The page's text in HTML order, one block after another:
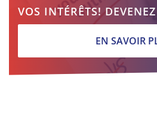
VOS INTÉRÊTS!
EN SAVOIR